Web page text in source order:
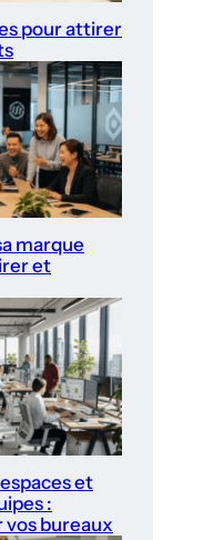
pour attirer
marque
et
et
:
bureaux